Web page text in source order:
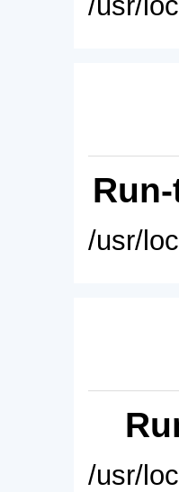
/usr/
/usr/